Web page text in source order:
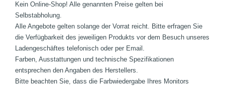
Kein Online-Shop! Alle genannten Preise gelten bei
Selbstabholung.
Alle Angebote gelten solange der Vorrat reicht. Bitte erfragen Sie
die Verfügbarkeit des jeweiligen Produkts vor dem Besuch unseres
Ladengeschäftes telefonisch oder per Email.
Farben, Ausstattungen und technische Spezifikationen
entsprechen den Angaben des Herstellers.
Bitte beachten Sie, dass die Farbwiedergabe Ihres Monitors